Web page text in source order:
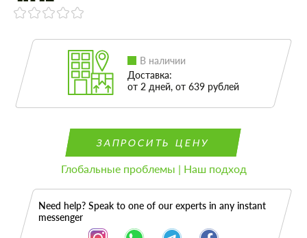
В наличии
Доставка:
от 2 дней, от 639 рублей
ЗАПРОСИТЬ ЦЕНУ
Глобальные проблемы | Наш подход
Need help? Speak to one of our experts in any instant
messenger